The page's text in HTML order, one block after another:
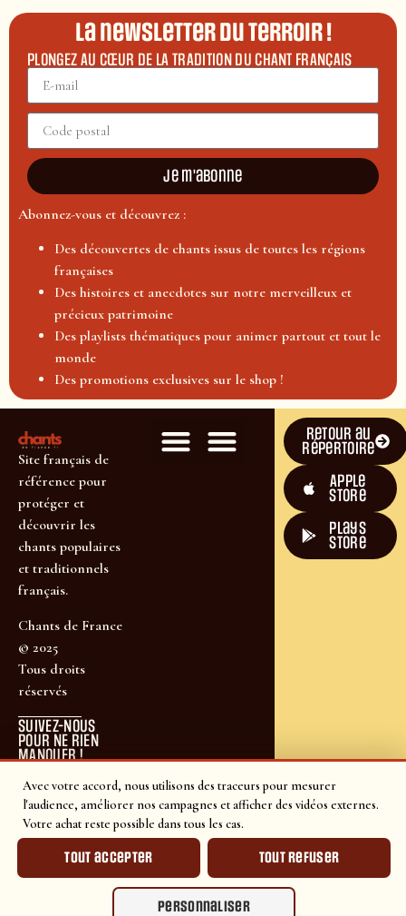
Avec votre accord, nous utilisons des traceurs pour mesurer
l'audience, améliorer nos campagnes et afficher des vidéos externes.
Votre achat reste possible dans tous les cas.
Tout accepter Tout refuser
Personnaliser
La newsletter du terroir !
PLONGEZ AU CŒUR DE LA TRADITION DU CHANT FRANÇAIS
Je m'abonne
Abonnez-vous et découvrez :
Des découvertes de chants issus de toutes les régions
françaises
Des histoires et anecdotes sur notre merveilleux et
précieux patrimoine
Des playlists thématiques pour animer partout et tout le
monde
Des promotions exclusives sur le shop !
Site français de
référence pour
protéger et
découvrir les
chants populaires
et traditionnels
français.
Chants de France
© 2025
Tous droits
réservés
SUIVEZ-NOUS
POUR NE RIEN
MANQUER !
Retour au
répertoire
Apple
Store
plays
store